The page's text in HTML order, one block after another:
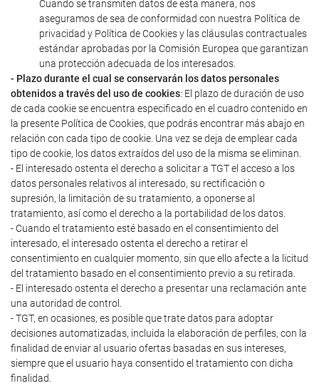
Cuando se transmiten datos de esta manera, nos
aseguramos de sea de conformidad con nuestra Política de
privacidad y Política de Cookies y las cláusulas contractuales
estándar aprobadas por la Comisión Europea que garantizan
una protección adecuada de los interesados.
- Plazo durante el cual se conservarán los datos personales
obtenidos a través del uso de cookies: El plazo de duración de uso
de cada cookie se encuentra especificado en el cuadro contenido en
la presente Política de Cookies, que podrás encontrar más abajo en
relación con cada tipo de cookie. Una vez se deja de emplear cada
tipo de cookie, los datos extraídos del uso de la misma se eliminan.
- El interesado ostenta el derecho a solicitar a TGT el acceso a los
datos personales relativos al interesado, su rectificación o
supresión, la limitación de su tratamiento, a oponerse al
tratamiento, así como el derecho a la portabilidad de los datos.
- Cuando el tratamiento esté basado en el consentimiento del
interesado, el interesado ostenta el derecho a retirar el
consentimiento en cualquier momento, sin que ello afecte a la licitud
del tratamiento basado en el consentimiento previo a su retirada.
- El interesado ostenta el derecho a presentar una reclamación ante
una autoridad de control.
- TGT, en ocasiones, es posible que trate datos para adoptar
decisiones automatizadas, incluida la elaboración de perfiles, con la
finalidad de enviar al usuario ofertas basadas en sus intereses,
siempre que el usuario haya consentido el tratamiento con dicha
finalidad.